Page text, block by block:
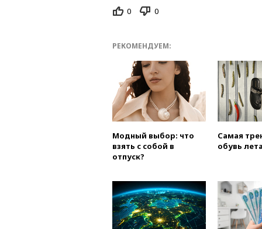
0 0
РЕКОМЕНДУЕМ:
Модный выбор: что
взять с собой в
отпуск?
Самая
обувь